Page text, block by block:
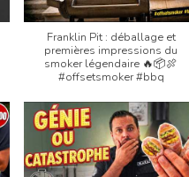
Franklin Pit : déballage et
premières impressions du
smoker légendaire 🔥📦🍖
#offsetsmoker #bbq